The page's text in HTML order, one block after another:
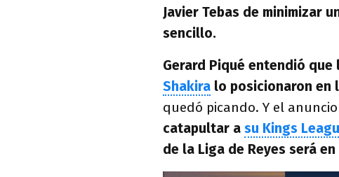
Javier Tebas de minimizar
sencillo.
Gerard Piqué entendió
Shakira lo posicionaron en
quedó picando. Y el
catapultar a su Kings
de la Liga de Reyes será en